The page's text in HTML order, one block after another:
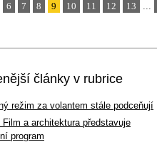
6 7 8 9 10 11 12 13 ...
články v rubrice
režim za volantem stále podceňují
Film a architektura představuje
program